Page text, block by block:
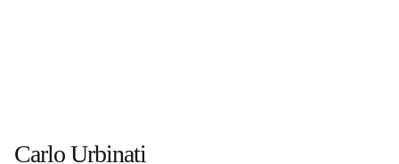
Carlo Urbinati